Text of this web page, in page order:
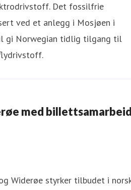
Det fossilfrie
ved et anlegg i Mosjøen i
gi Norwegian tidlig tilgang til
med
Widerøe styrker tilbudet i